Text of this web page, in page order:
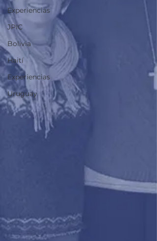
Experiencias
JPIC
Bolivia
Haití
Experiencias
Uruguay